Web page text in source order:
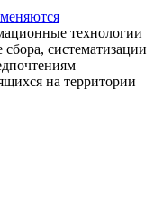
технологии
систематизации
на территории